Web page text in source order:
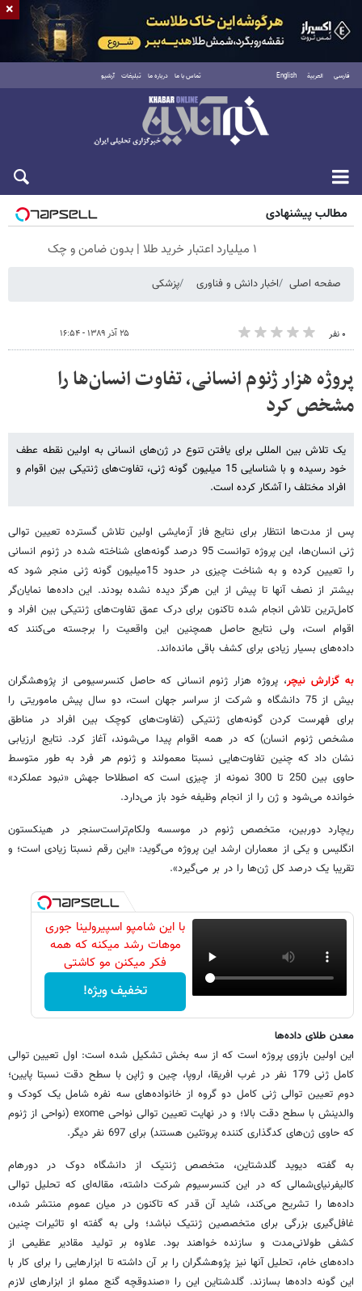
فارسی العربية English تماس با ما درباره ما تبلیغات آرشیو
جمعه ۱۶ مرداد ۱۴۰۵
مطالب پیشنهادی
۱ میلیارد اعتبار خرید طلا | بدون ضامن و چک
صفحه اصلی اخبار دانش و فناوری پزشکی
۰ نفر ۲۵ آذر ۱۳۸۹ - ۱۶:۵۴
پروژه هزار ژنوم انسانی، تفاوت انسان‌ها را
مشخص کرد
یک تلاش بین المللی برای یافتن تنوع در ژن‌های انسانی به اولین نقطه عطف
خود رسیده و با شناسایی 15 میلیون گونه ژنی، تفاوت‌های ژنتیکی بین اقوام و
افراد مختلف را آشکار کرده است.
پس از مدت‌ها انتظار برای نتایج فاز آزمایشی اولین تلاش گسترده تعیین توالی
ژنی انسان‌ها، این پروژه توانست 95 درصد گونه‌های شناخته شده در ژنوم انسانی
را تعیین کرده و به شناخت چیزی در حدود 15میلیون گونه ژنی منجر شود که
بیشتر از نصف آنها تا پیش از این هرگز دیده نشده بودند. این داده‌ها نمایان‌گر
کامل‌ترین تلاش انجام شده تاکنون برای درک عمق تفاوت‌های ژنتیکی بین افراد و
اقوام است، ولی نتایج حاصل همچنین این واقعیت را برجسته می‌کنند که
داده‌های بسیار زیادی برای کشف باقی مانده‌اند.
به گزارش نیچر، پروژه هزار ژنوم انسانی که حاصل کنسرسیومی از پژوهشگران
بیش از 75 دانشگاه و شرکت از سراسر جهان است، دو سال پیش ماموریتی را
برای فهرست کردن گونه‌های ژنتیکی (تفاوت‌های کوچک بین افراد در مناطق
مشخص ژنوم انسان) که در همه اقوام پیدا می‌شوند، آغاز کرد. نتایج ارزیابی
نشان داد که چنین تفاوت‌هایی نسبتا معمولند و ژنوم هر فرد به طور متوسط
حاوی بین 250 تا 300 نمونه از چیزی است که اصطلاحا جهش «نبود عملکرد»
خوانده می‌شود و ژن را از انجام وظیفه خود باز می‌دارد.
ریچارد دوربین، متخصص ژنوم در موسسه ولکام‌تراست‌سنجر در هینکستون
انگلیس و یکی از معماران ارشد این پروژه می‌گوید: «این رقم نسبتا زیادی است؛ و
تقریبا یک درصد کل ژن‌ها را در بر می‌گیرد».
با این شامپو اسپیرولینا جوری
موهات رشد میکنه که همه
فکر میکنن مو کاشتی
تخفیف ویژه!
معدن طلای داده‌ها
این اولین بازوی پروژه است که از سه بخش تشکیل شده است: اول تعیین توالی
کامل ژنی 179 نفر در غرب افریقا، اروپا، چین و ژاپن با سطح دقت نسبتا پایین؛
دوم تعیین توالی ژنی کامل دو گروه از خانواده‌های سه نفره شامل یک کودک و
والدینش با سطح دقت بالا؛ و در نهایت تعیین توالی نواحی exome (نواحی از ژنوم
که حاوی ژن‌های کدگذاری کننده پروتئین هستند) برای 697 نفر دیگر.
به گفته دیوید گلدشتاین، متخصص ژنتیک از دانشگاه دوک در دورهام
کالیفرنیای‌شمالی که در این کنسرسیوم شرکت داشته، مقاله‌ای که تحلیل توالی
داده‌ها را تشریح می‌کند، شاید آن قدر که تاکنون در میان عموم منتشر شده،
غافل‌گیری بزرگی برای متخصصین ژنتیک نباشد؛ ولی به گفته او تاثیرات چنین
کشفی طولانی‌مدت و سازنده خواهند بود. علاوه بر تولید مقادیر عظیمی از
داده‌های خام، تحلیل آنها نیز پژوهشگران را بر آن داشته تا ابزارهایی را برای کار با
این گونه داده‌ها بسازند. گلدشتاین این را «صندوقچه گنج مملو از ابزارهای لازم
×